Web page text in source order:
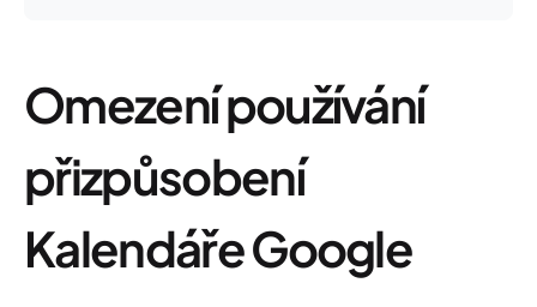
Omezení používání
přizpůsobení
Kalendáře Google